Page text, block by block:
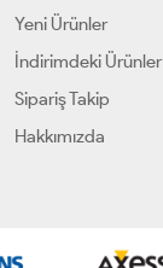
Yeni Ürünler
İndirimdeki Ürünler
Sipariş Takip
Hakkımızda